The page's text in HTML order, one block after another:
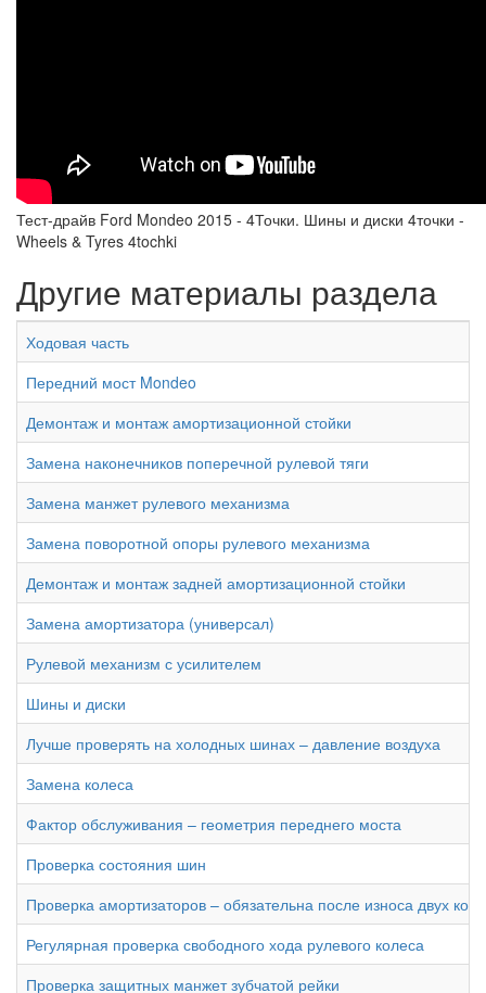
Тест-драйв Ford Mondeo 2015 - 4Точки. Шины и диски 4точки -
Wheels & Tyres 4tochki
Другие материалы раздела
Ходовая часть
Передний мост Mondeo
Демонтаж и монтаж амортизационной стойки
Замена наконечников поперечной рулевой тяги
Замена манжет рулевого механизма
Замена поворотной опоры рулевого механизма
Демонтаж и монтаж задней амортизационной стойки
Замена амортизатора (универсал)
Рулевой механизм с усилителем
Шины и диски
Лучше проверять на холодных шинах – давление воздуха
Замена колеса
Фактор обслуживания – геометрия переднего моста
Проверка состояния шин
Проверка амортизаторов – обязательна после износа двух
Регулярная проверка свободного хода рулевого колеса
Проверка защитных манжет зубчатой рейки